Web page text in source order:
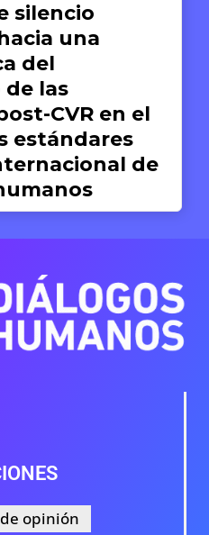
El arte de
Anthony
gastronomía
para el
dignidad
Silvana Dextre
17 DE JUNIO DE 2026
opinión